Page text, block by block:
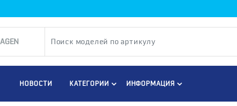
НОВОСТИ КАТЕГОРИИ ИНФОРМАЦИЯ